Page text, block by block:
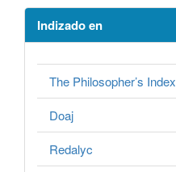
Indizado en
The Philosopher’s Index
Doaj
Redalyc